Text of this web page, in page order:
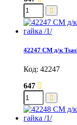
42247 СМ д/к
Код: 42247
647